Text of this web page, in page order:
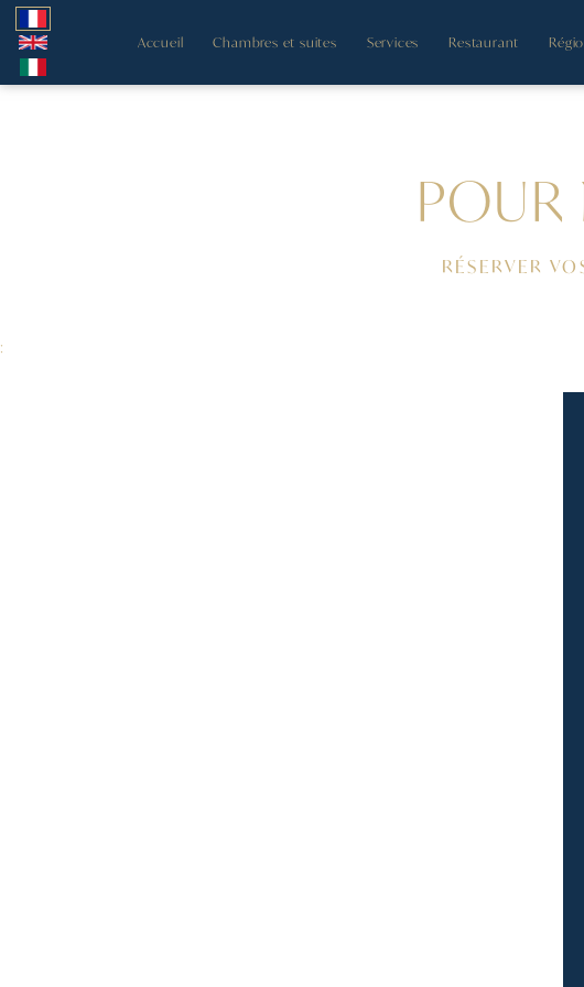
Accueil Chambres et suites Services Restaurant
POUR
RÉSERVER
: